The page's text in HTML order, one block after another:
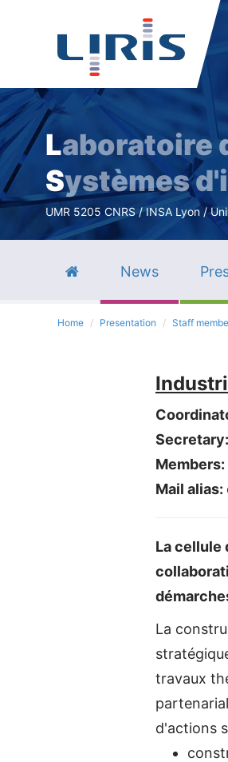
Laboratoire
Systèmes
UMR 5205 CNRS / INSA Lyon /
News
Home Presentation Staff
Secretary:
Members:
Mail alias:
La cellule
La
travaux
d'actions